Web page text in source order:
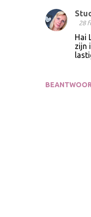
28
Hai
zijn